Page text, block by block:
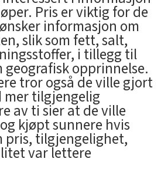
Pris er viktig for de
informasjon om
slik som fett, salt,
i tillegg til
opprinnelse.
tror også de ville gjort
mer tilgjengelig
av ti sier at de ville
kjøpt sunnere hvis
pris, tilgjengelighet,
var lettere